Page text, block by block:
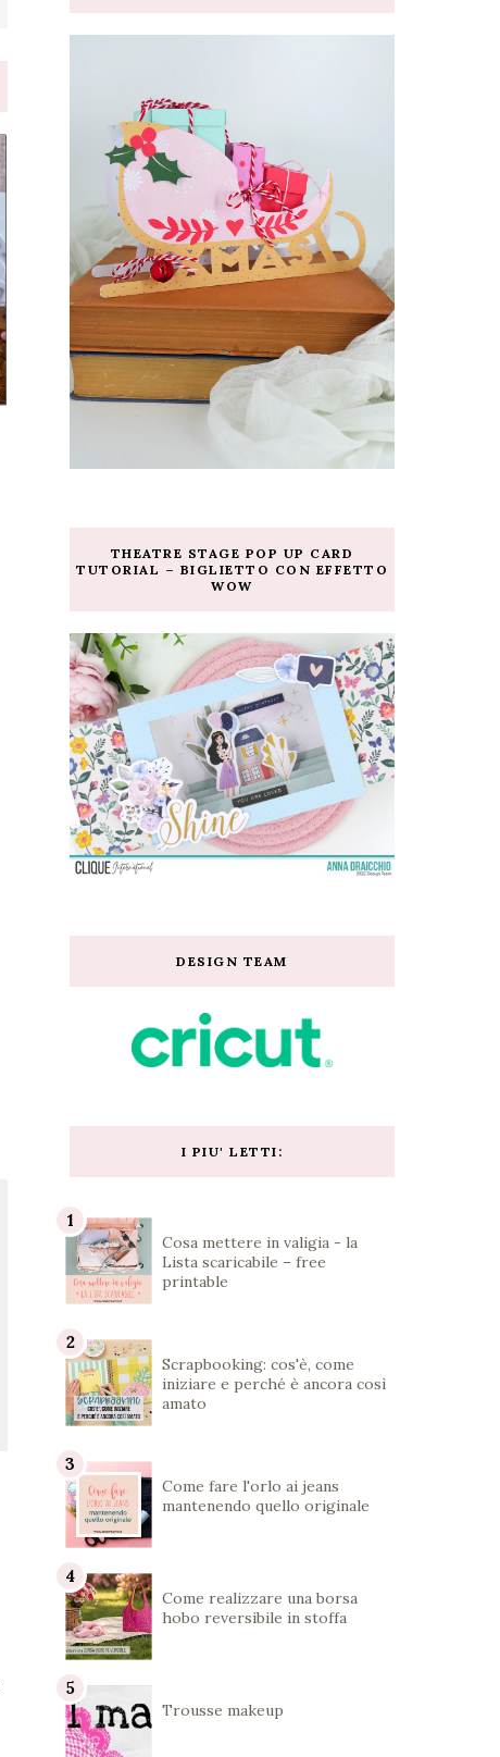
THEATRE STAGE POP UP CARD
TUTORIAL – BIGLIETTO CON EFFETTO
WOW
DESIGN TEAM
I PIU' LETTI:
Cosa mettere in valigia - la
Lista scaricabile – free
printable
Scrapbooking: cos'è, come
iniziare e perché è ancora così
amato
Come fare l'orlo ai jeans
mantenendo quello originale
Come realizzare una borsa
hobo reversibile in stoffa
Trousse makeup